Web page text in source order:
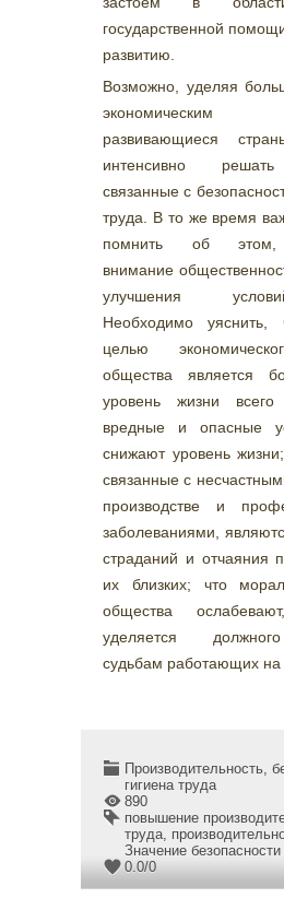
государственной
развитию.
Возможно, уделяя
экономическим
развивающиеся
интенсивно
связанные с
труда. В то же время
помнить об этом,
внимание
улучшения
Необходимо уяснить,
целью
общества является
уровень жизни
вредные и опасные
снижают уровень
связанные с
производстве и
заболеваниями,
страданий и отчаяния
их близких; что
общества
уделяется
судьбам работающих на
Производительность,
гигиена труда
890
повышение
труда,
Значение
0.0/0